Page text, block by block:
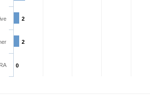
2
2
0